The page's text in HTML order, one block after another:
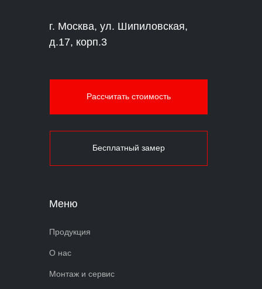
г. Москва, ул. Шипиловская,
д.17, корп.3
Рассчитать стоимость
Бесплатный замер
Меню
Продукция
О нас
Монтаж и сервис